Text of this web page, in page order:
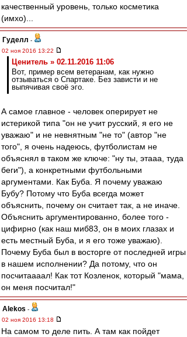
качественный уровень, только косметика
(имхо)...
Гуделл -
02 ноя 2016 13:22
Ценитель » 02.11.2016 11:06
Вот, пример всем ветеранам, как нужно
отзываться о Спартаке. Без зависти и не
выпячивая своё эго.
А самое главное - человек оперирует не
истерикой типа "он не учит русский, я его не
уважаю" и не невнятным "не то" (автор "не
того", я очень надеюсь, футболистам не
объяснял в таком же ключе: "ну ты, этааа, туда
беги"), а конкретными футбольными
аргументами. Как Буба. Я почему уважаю
Бубу? Потому что Буба всегда может
объяснить, почему он считает так, а не иначе.
Объяснить аргументированно, более того -
цифирно (как наш миб83, он в моих глазах и
есть местный Буба, и я его тоже уважаю).
Почему Буба был в восторге от последней игры
в нашем исполнении? Да потому, что он
посчитаааал! Как тот Козленок, который "мама,
он меня посчитал!"
Alekos -
02 ноя 2016 13:18
На самом то деле пить. А там как пойдет